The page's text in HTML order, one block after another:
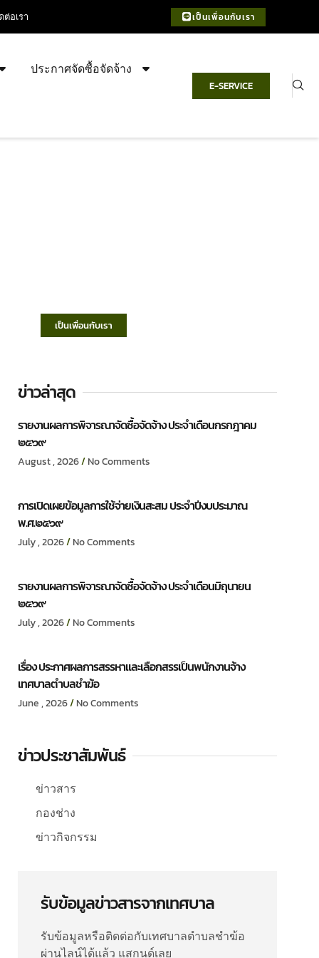
ต่อเรา เป็นเพื่อนกับเรา
ประกาศจัดซื้อจัดจ้าง
E-SERVICE
เป็นเพื่อนกับเรา
ข่าวล่าสุด
รายงานผลการพิจารณาจัดซื้อจัดจ้าง ประจำเดือนกรกฎาคม
๒๕๖๙
August , 2026 No Comments
การเปิดเผยข้อมูลการใช้จ่ายเงินสะสม ประจำปีงบประมาณ
พ.ศ.๒๕๖๙
July , 2026 No Comments
รายงานผลการพิจารณาจัดซื้อจัดจ้าง ประจำเดือนมิถุนายน
๒๕๖๙
July , 2026 No Comments
เรื่อง ประกาศผลการสรรหาและเลือกสรรเป็นพนักงานจ้าง
เทศบาลตำบลชำฆ้อ
June , 2026 No Comments
ข่าวประชาสัมพันธ์
ข่าวสาร
กองช่าง
ข่าวกิจกรรม
รับข้อมูลข่าวสารจากเทศบาล
รับข้อมูลหรือติดต่อกับเทศบาลตำบลชำฆ้อ
ผ่านไลน์ได้แล้ว แสกนด์เลย